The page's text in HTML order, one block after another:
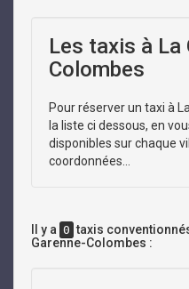
Les taxis à La
Colombes
Pour réserver un taxi à
la liste ci dessous, en
disponibles sur chaque
coordonnées...
Il y a 0 taxis
Garenne-Colombes :